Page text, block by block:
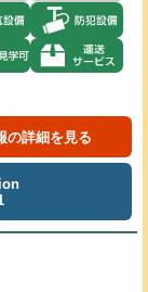
の詳細を見る